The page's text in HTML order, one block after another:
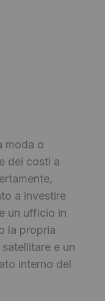
moda o
dei costi a
a investire
un ufficio in
la propria
e un
interno del